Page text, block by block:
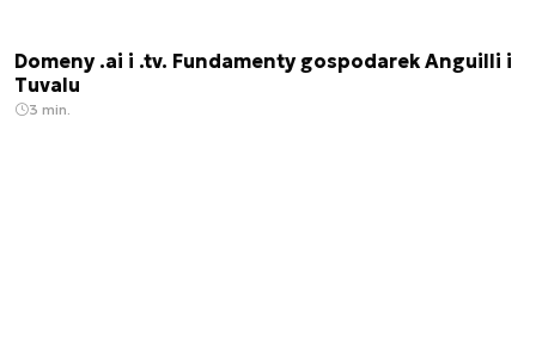
Domeny .ai i .tv. Fundamenty gospodarek Anguilli i
Tuvalu
3 min.